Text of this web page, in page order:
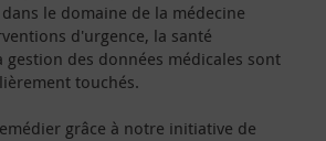
le domaine de la médecine
d'urgence, la santé
des données médicales sont
touchés.
grâce à notre initiative de